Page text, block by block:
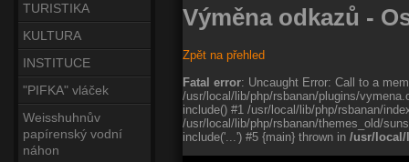
TURISTIKA
KULTURA
INSTITUCE
"PIFKA" vláček
Weisshuhnův
papírenský vodní
náhon
Výměna odkazů -
Zpět na přehled
Fatal error: Uncaught Error: Call to a
/usr/local/lib/php/rsbanan/plugins/
include() #1 /usr/local/lib/php/rsbanan/
/usr/local/lib/php/rsbanan/themes_old/
include('...') #5 {main} thrown in /usr/local/